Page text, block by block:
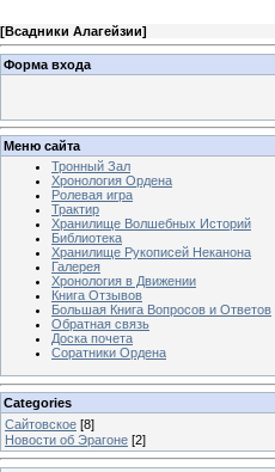
[Всадники Алагейзии]
Форма входа
Меню сайта
Тронный Зал
Хронология Ордена
Ролевая игра
Трактир
Хранилище Волшебных Историй
Библиотека
Хранилище Рукописей Неканона
Галерея
Хронология в Движении
Книга Отзывов
Большая Книга Вопросов и Ответов
Обратная связь
Доска почета
Соратники Ордена
Categories
Сайтовское [8]
Новости об Эрагоне [2]